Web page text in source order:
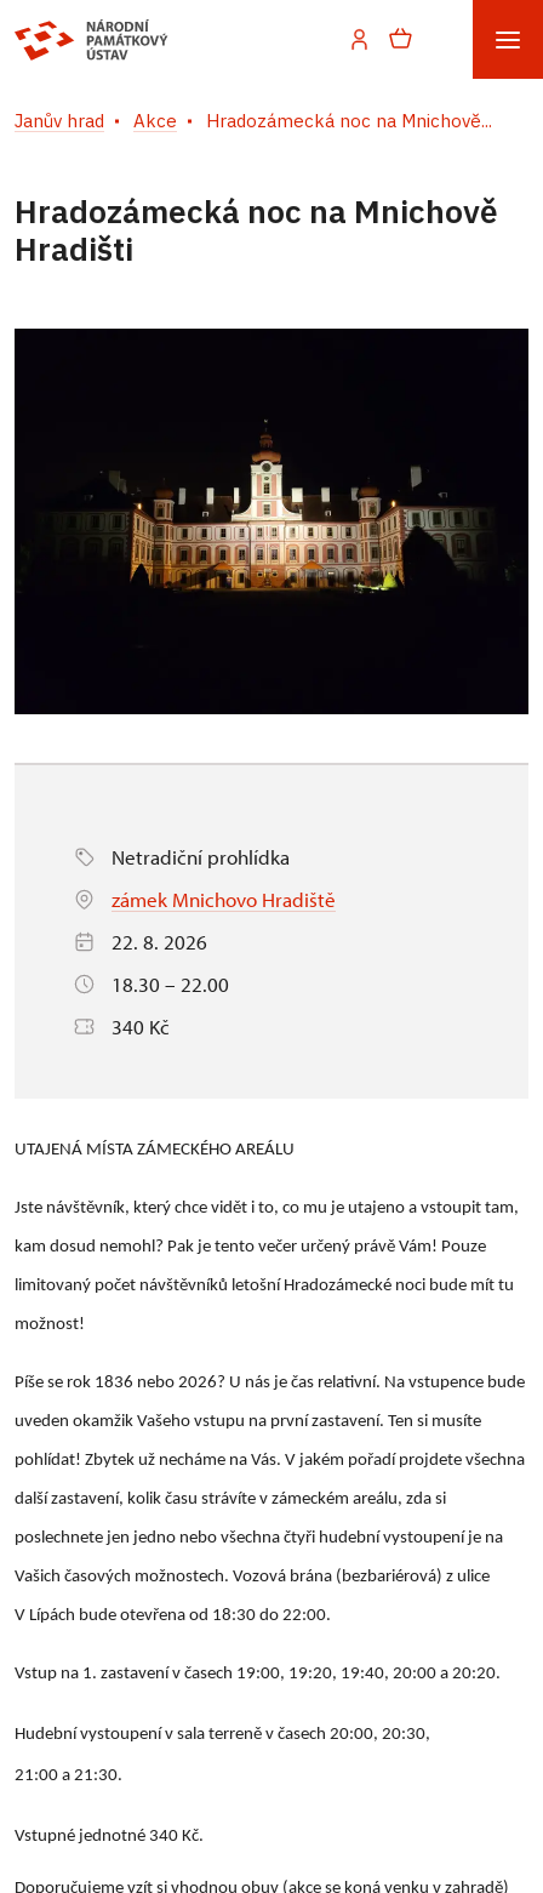
Janův hrad Akce Hradozámecká noc na Mnichově...
Hradozámecká noc na Mnichově
Hradišti
Netradiční prohlídka
zámek Mnichovo Hradiště
22. 8. 2026
18.30 – 22.00
340 Kč
UTAJENÁ MÍSTA ZÁMECKÉHO AREÁLU
Jste návštěvník, který chce vidět i to, co mu je utajeno a vstoupit tam,
kam dosud nemohl? Pak je tento večer určený právě Vám! Pouze
limitovaný počet návštěvníků letošní Hradozámecké noci bude mít tu
možnost!
Píše se rok 1836 nebo 2026? U nás je čas relativní. Na vstupence bude
uveden okamžik Vašeho vstupu na první zastavení. Ten si musíte
pohlídat! Zbytek už necháme na Vás. V jakém pořadí projdete všechna
další zastavení, kolik času strávíte v zámeckém areálu, zda si
poslechnete jen jedno nebo všechna čtyři hudební vystoupení je na
Vašich časových možnostech. Vozová brána (bezbariérová) z ulice
V Lípách bude otevřena od 18:30 do 22:00.
Vstup na 1. zastavení v časech 19:00, 19:20, 19:40, 20:00 a 20:20.
Hudební vystoupení v sala terreně v časech 20:00, 20:30,
21:00 a 21:30.
Vstupné jednotné 340 Kč.
Doporučujeme vzít si vhodnou obuv (akce se koná venku v zahradě)